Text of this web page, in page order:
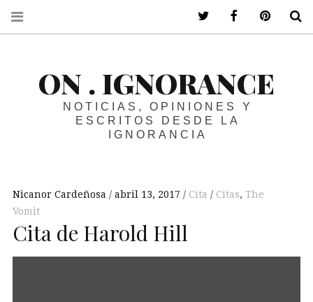
ON . IGNORANCE
NOTICIAS, OPINIONES Y
ESCRITOS DESDE LA
IGNORANCIA
Nicanor Cardeñosa abril 13, 2017 Cita Citas, The
Vomit
Cita de Harold Hill
ir a mi twitterir a mi facebook
ir a mi